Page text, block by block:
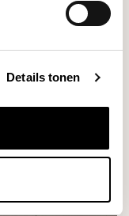
Details tonen